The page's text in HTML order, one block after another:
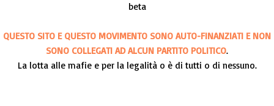
beta
QUESTO SITO E QUESTO MOVIMENTO SONO AUTO-FINANZIATI E NON
SONO COLLEGATI AD ALCUN PARTITO POLITICO.
La lotta alle mafie e per la legalità o è di tutti o di nessuno.